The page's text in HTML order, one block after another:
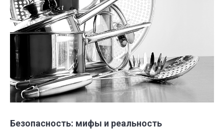
Безопасность: мифы и реальность